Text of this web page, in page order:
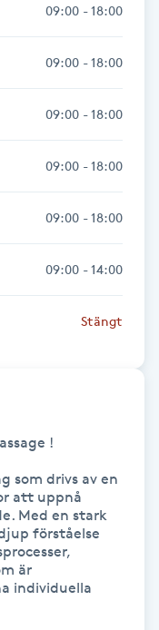
09:00 - 18:00
09:00 - 18:00
09:00 - 18:00
09:00 - 18:00
09:00 - 18:00
09:00 - 14:00
Stängt
!
som drivs av en
att uppnå
Med en stark
förståelse
är
individuella